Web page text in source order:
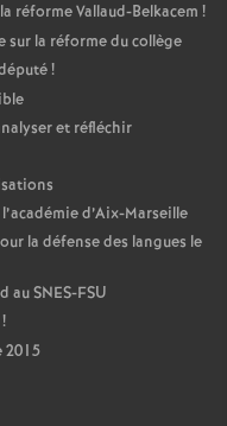
réforme Vallaud-Belkacem !
la réforme du collège
!
et réfléchir
d’Aix-Marseille
la défense des langues le
au SNES-FSU
!
2015